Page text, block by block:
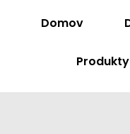
Domov
Produkty